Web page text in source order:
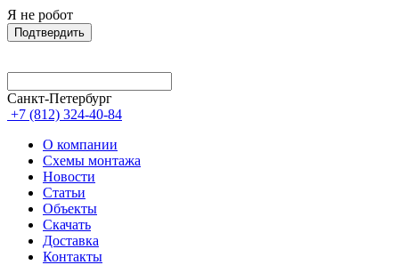
Я не робот
Подтвердить
Санкт-Петербург
+7 (812) 324-40-84
О компании
Схемы монтажа
Новости
Статьи
Объекты
Скачать
Доставка
Контакты